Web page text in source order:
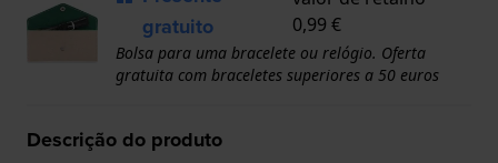
gratuito
0,99 €
Bolsa para uma bracelete ou relógio. Oferta
gratuita com braceletes superiores a 50 euros
Descrição do produto